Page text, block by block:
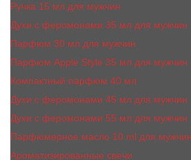
Ручка 15 мл для мужчин
Духи с феромонами 35 мл для мужчин
Парфюм 30 мл для мужчин
Парфюм Apple Style 35 мл для мужчин
Компактный парфюм 40 мл
Духи с феромонами 45 мл для мужчин
Духи с феромонами 55 мл для мужчин
Парфюмерное масло 10 ml для мужчин
Ароматизированные свечи